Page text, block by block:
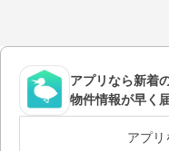
アプリなら新着
物件情報が早く
アプリ